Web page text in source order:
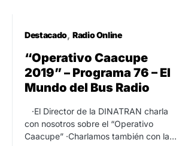
Destacado Radio Online
“Operativo Caacupe
2019” – Programa 76 – El
Mundo del Bus Radio
·El Director de la DINATRAN charla
con nosotros sobre el “Operativo
Caacupe” ·Charlamos también con la…